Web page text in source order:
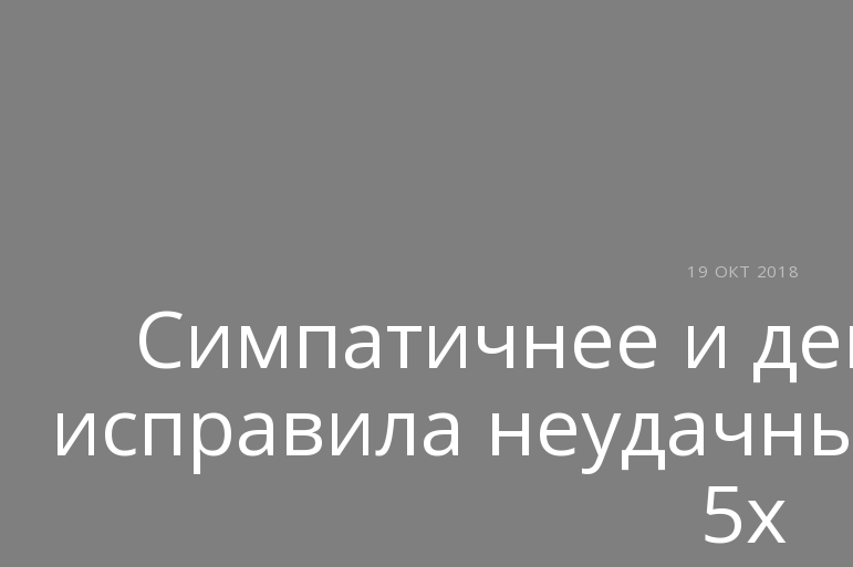
19 ОКТ 2018
Симпатичнее и
исправила
5x